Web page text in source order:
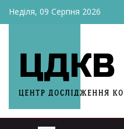
Неділя, 09 Серпня 2026